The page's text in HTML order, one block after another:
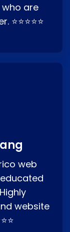
are
web
website